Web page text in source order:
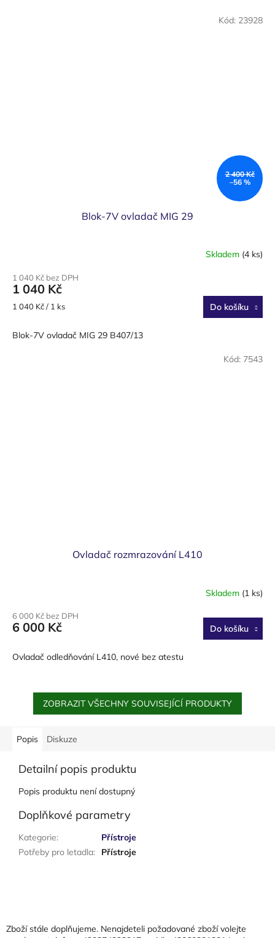
2 400 Kč
–56 %
Blok-7V ovladač MIG 29
Skladem (4 ks)
1 040 Kč bez DPH
1 040 Kč
Měrná
1 040 Kč / 1 ks Do košíku
Blok-7V ovladač MIG 29 B407/13
Kód: 23928
Ovladač rozmrazování L410
Skladem (1 ks)
6 000 Kč bez DPH
6 000 Kč Do košíku
Ovladač odledňování L410, nové bez atestu
Kód: 7543
ZOBRAZIT VŠECHNY SOUVISEJÍCÍ PRODUKTY
Popis Diskuze
Detailní popis produktu
Popis produktu není dostupný
Doplňkové parametry
Kategorie:
Přístroje
Potřeby pro letadla: Přístroje
aZboží stále doplňujeme. Nenajdeteli požadované zboží volejte